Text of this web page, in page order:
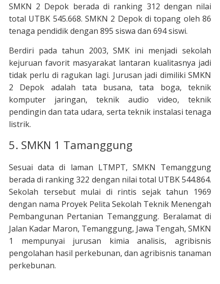
SMKN 2 Depok berada di ranking 312 dengan nilai
total UTBK 545.668. SMKN 2 Depok di topang oleh 86
tenaga pendidik dengan 895 siswa dan 694 siswi.
Berdiri pada tahun 2003, SMK ini menjadi sekolah
kejuruan favorit masyarakat lantaran kualitasnya jadi
tidak perlu di ragukan lagi. Jurusan jadi dimiliki SMKN
2 Depok adalah tata busana, tata boga, teknik
komputer jaringan, teknik audio video, teknik
pendingin dan tata udara, serta teknik instalasi tenaga
listrik.
5. SMKN 1 Tamanggung
Sesuai data di laman LTMPT, SMKN Temanggung
berada di ranking 322 dengan nilai total UTBK 544.864.
Sekolah tersebut mulai di rintis sejak tahun 1969
dengan nama Proyek Pelita Sekolah Teknik Menengah
Pembangunan Pertanian Temanggung. Beralamat di
Jalan Kadar Maron, Temanggung, Jawa Tengah, SMKN
1 mempunyai jurusan kimia analisis, agribisnis
pengolahan hasil perkebunan, dan agribisnis tanaman
perkebunan.